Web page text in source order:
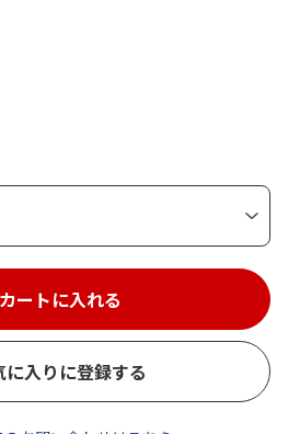
カートに入れる
に入りに登録する